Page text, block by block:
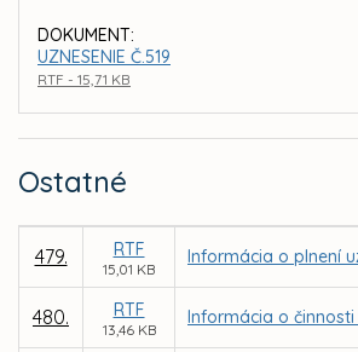
DOKUMENT:
UZNESENIE Č.519
RTF - 15,71 KB
Ostatné
479. RTF
15,01 KB
Informácia o plnení
480. RTF
13,46 KB
Informácia o